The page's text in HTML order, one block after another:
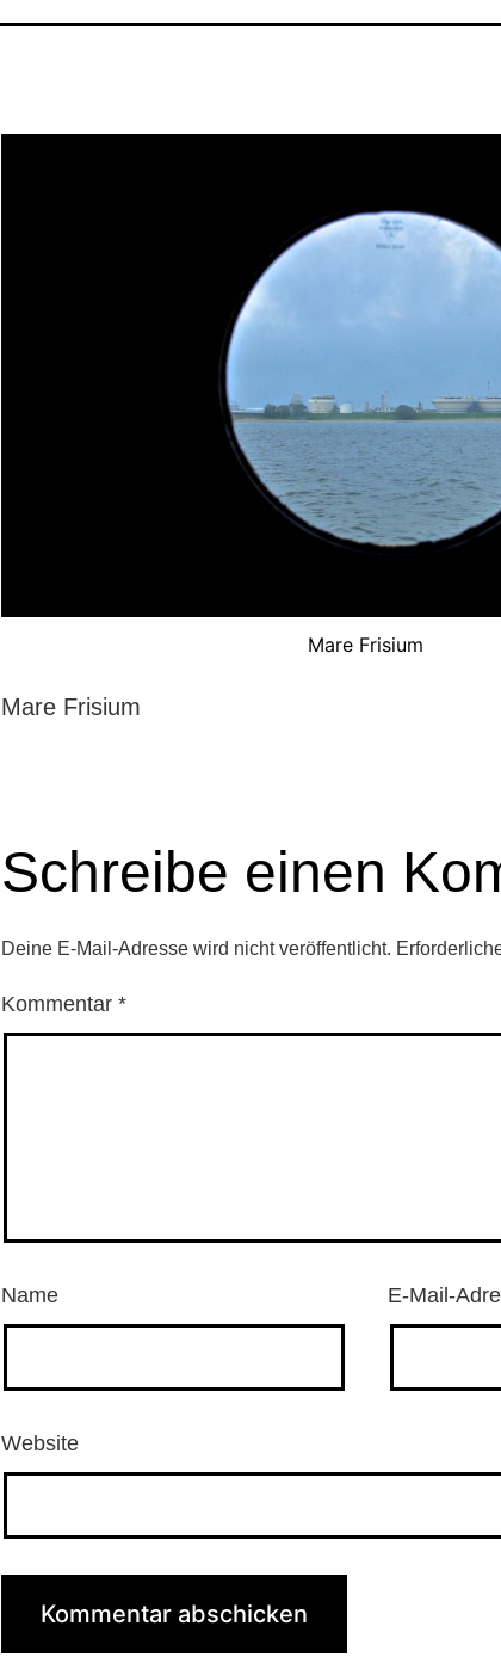
Mare Frisium
Mare Frisium
Schreibe einen
Deine E-Mail-Adresse wird nicht veröffentlicht.
Kommentar *
Name E-Mail-
Website